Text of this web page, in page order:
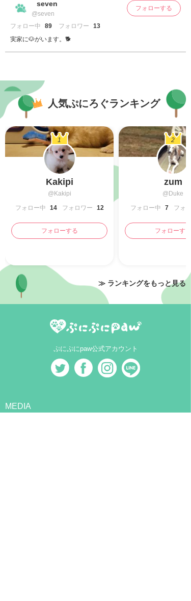
seven
@seven
フォロー中
89 フォロワー
13
実家に🐶がいます。🐕
フォローする
人気ぷにろぐランキング
1
Kakipi
@Kakipi
フォロー中
14 フォロワー 12
フォローする
2
zum
@Duke
フォロー中
7 フォ
フォローする
≫ ランキングをもっと見る
ぷにぷにpaw公式アカウント
MEDIA